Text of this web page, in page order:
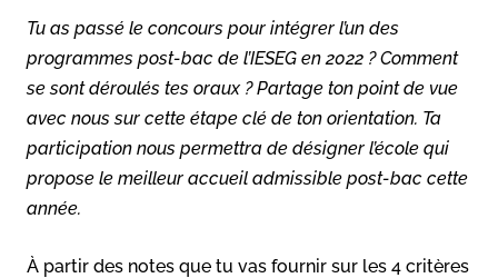
Tu as passé le concours pour intégrer l’un des
programmes post-bac de l’IESEG en 2022 ? Comment
se sont déroulés tes oraux ? Partage ton point de vue
avec nous sur cette étape clé de ton orientation. Ta
participation nous permettra de désigner l’école qui
propose le meilleur accueil admissible post-bac cette
année.
À partir des notes que tu vas fournir sur les 4 critères